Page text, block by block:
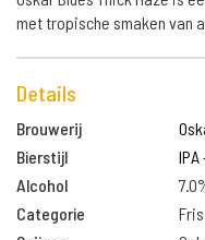
met tropische smaken van
Details
Brouwerij
Bierstijl
Alcohol
Categorie